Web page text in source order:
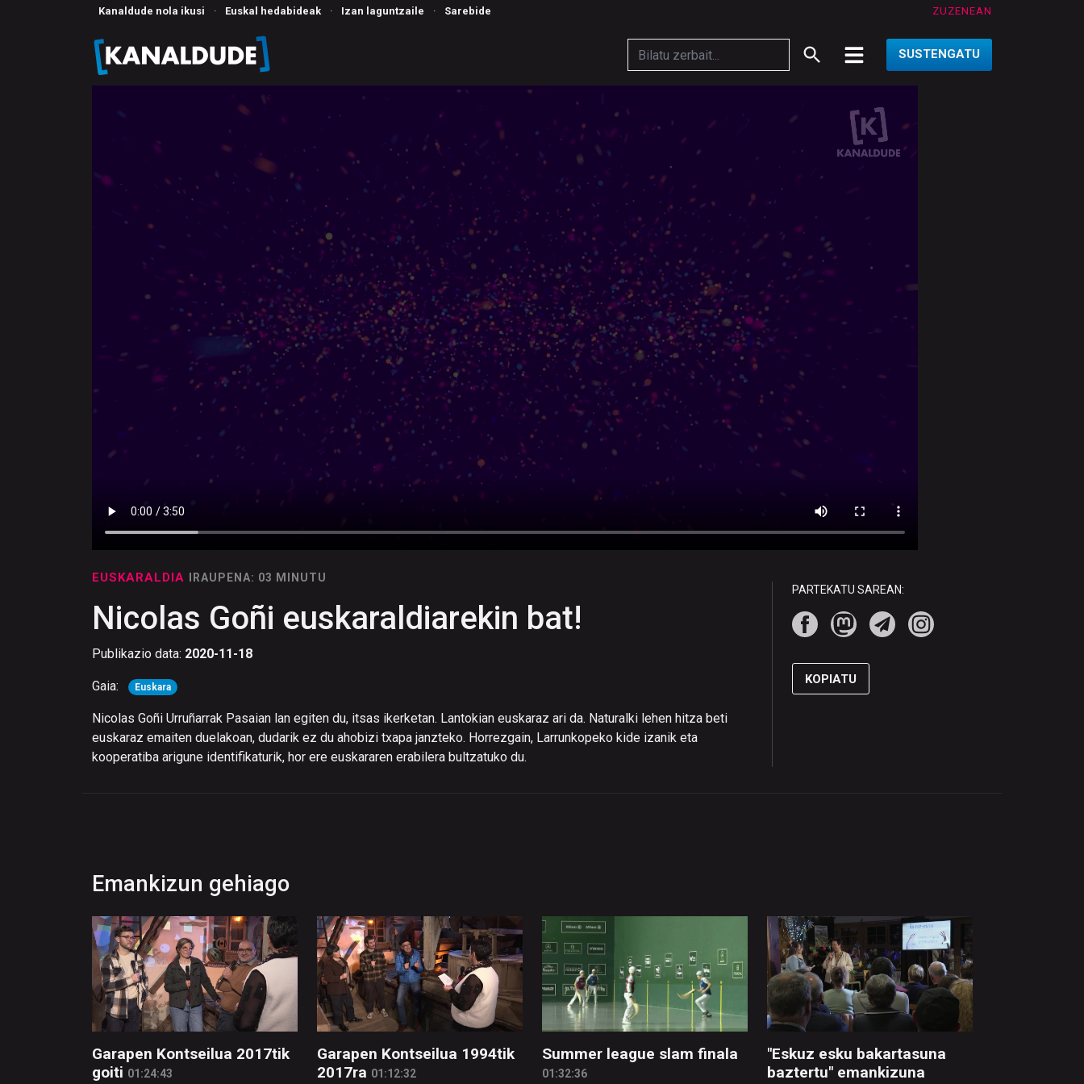
Kanaldude nola ikusi · Euskal hedabideak · Izan laguntzaile · Sarebide ZUZENEAN
SUSTENGATU
EUSKARALDIA IRAUPENA: 03 MINUTU
Nicolas Goñi euskaraldiarekin bat!
Publikazio data: 2020-11-18
Gaia: Euskara
Nicolas Goñi Urruñarrak Pasaian lan egiten du, itsas ikerketan. Lantokian euskaraz ari da. Naturalki lehen hitza beti
euskaraz emaiten duelakoan, dudarik ez du ahobizi txapa janzteko. Horrezgain, Larrunkopeko kide izanik eta
kooperatiba arigune identifikaturik, hor ere euskararen erabilera bultzatuko du.
PARTEKATU SAREAN:
KOPIATU
Emankizun gehiago
Garapen Kontseilua 2017tik
goiti 01:24:43
Garapen Kontseilua 1994tik
2017ra 01:12:32
Summer league slam finala
01:32:36
"Eskuz esku bakartasuna
baztertu" emankizuna